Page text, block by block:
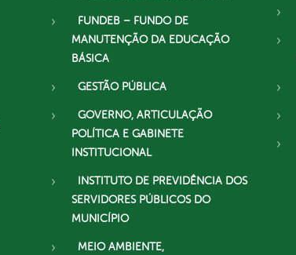
FUNDEB – FUNDO DE
MANUTENÇÃO DA EDUCAÇÃO
BÁSICA
GESTÃO PÚBLICA
GOVERNO, ARTICULAÇÃO
POLÍTICA E GABINETE
INSTITUCIONAL
INSTITUTO DE PREVIDÊNCIA DOS
SERVIDORES PÚBLICOS DO
MUNICÍPIO
MEIO AMBIENTE,